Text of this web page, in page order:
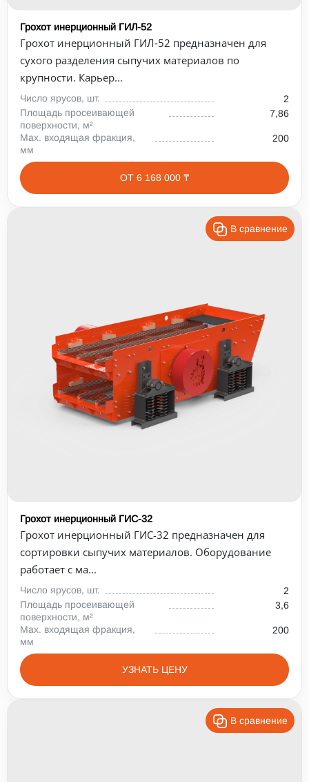
Грохот инерционный ГИЛ-52
Грохот инерционный ГИЛ‑52 предназначен для
сухого разделения сыпучих материалов по
крупности. Карьер...
Число ярусов, шт.
2
Площадь просеивающей
поверхности, м²
7,86
Max. входящая фракция,
мм
200
ОТ 6 168 000 ₸
В сравнение
Грохот инерционный ГИС-32
Грохот инерционный ГИС-32 предназначен для
сортировки сыпучих материалов. Оборудование
работает с ма...
Число ярусов, шт.
2
Площадь просеивающей
поверхности, м²
3,6
Max. входящая фракция,
мм
200
УЗНАТЬ ЦЕНУ
В сравнение